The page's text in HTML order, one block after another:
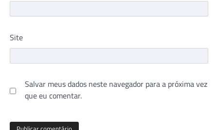
Site
Salvar meus dados neste navegador para a próxima vez
que eu comentar.